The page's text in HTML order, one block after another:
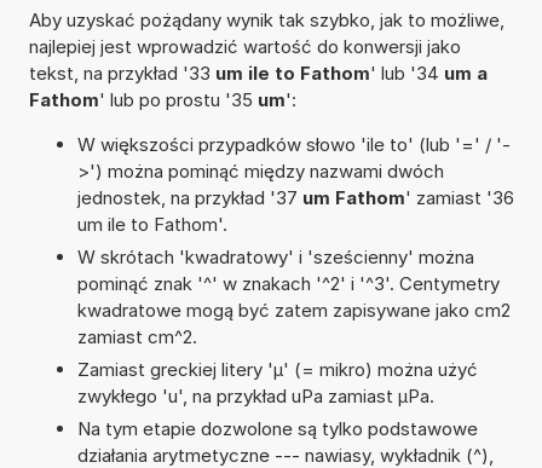
Aby uzyskać pożądany wynik tak szybko, jak to możliwe,
najlepiej jest wprowadzić wartość do konwersji jako
tekst, na przykład '33 um ile to Fathom' lub '34 um a
Fathom' lub po prostu '35 um':
W większości przypadków słowo 'ile to' (lub '=' / '-
>') można pominąć między nazwami dwóch
jednostek, na przykład '37 um Fathom' zamiast '36
um ile to Fathom'.
W skrótach 'kwadratowy' i 'sześcienny' można
pominąć znak '^' w znakach '^2' i '^3'. Centymetry
kwadratowe mogą być zatem zapisywane jako cm2
zamiast cm^2.
Zamiast greckiej litery 'µ' (= mikro) można użyć
zwykłego 'u', na przykład uPa zamiast µPa.
Na tym etapie dozwolone są tylko podstawowe
działania arytmetyczne --- nawiasy, wykładnik (^),